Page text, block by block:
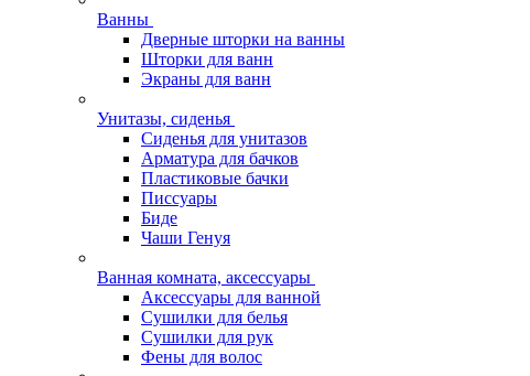
Ванны
Дверные шторки на ванны
Шторки для ванн
Экраны для ванн
Унитазы, сиденья
Сиденья для унитазов
Арматура для бачков
Пластиковые бачки
Писсуары
Биде
Чаши Генуя
Ванная комната, аксессуары
Аксессуары для ванной
Сушилки для белья
Сушилки для рук
Фены для волос